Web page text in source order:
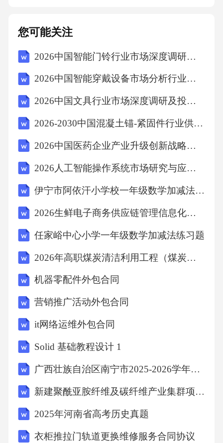
程，应承担违约责任，向甲方支付合同总价款
的[X]%作为违约金。如因乙方违约给甲方造成
损失的，乙方还应承担赔偿责任，赔偿范围包
失及可得利益损失。3.乙方提供的设备、材料不
符合合同约定的质量标准，乙方应负责免费更
换，并承担因此给甲方造成的损失。4.如一方违
反本合同其他条款约定的，应承担违约责任，
同在履行过程中发生的争议，由双方协商解
决；协商不成的，任何一方均有权向有管辖权
的人民法院提起诉讼。十、其他条款1.本合同自
双方签字（盖章）之日起生效。2.本合同一式
[X]份，甲乙双方各执[X]份，具有同等法律效
力。3.本合同未尽事宜
您可能关注
2026中国智能门铃行业市场深度调研及发展趋势和前景预测研究报告
2026中国智能穿戴设备市场分析行业现状竞争格局投资评估未来规划发展研究报告
2026中国文具行业市场深度调研及投资前景与投资策略研究报告
2026-2030中国混凝土锚-紧固件行业供需态势与盈利趋势预测报告
2026中国医药企业产业升级创新战略及市场机会研究报告
2026人工智能操作系统市场研究与应用软件开发投资
伊宁市阿依汗小学校一年级数学加减法练习题
2026生鲜电子商务供应链管理信息化建设以及社区前置仓模式复制推广计划简报
任家峪中心小学一年级数学加减法练习题
2026年高职煤炭清洁利用工程（煤炭脱硫技术）试题及答案
机器零配件外包合同
营销推广活动外包合同
it网络运维外包合同
Solid 基础教程设计 1
广西壮族自治区南宁市2025-2026学年七年级上学期语文期末综合试卷（含答案）
新建聚酰亚胺纤维及碳纤维产业集群项目可行性研究报告模板-备案审批
2025年河南省高考历史真题
衣柜推拉门轨道更换维修服务合同协议